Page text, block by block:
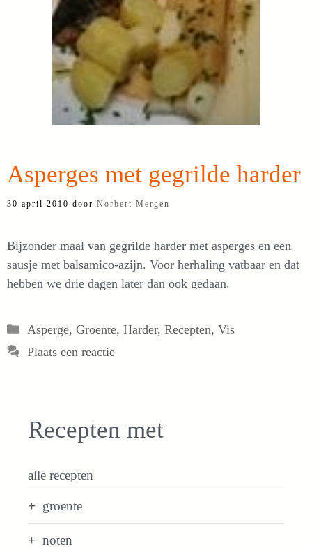
Asperges met gegrilde harder
30 april 2010 door Norbert Mergen
Bijzonder maal van gegrilde harder met asperges en een
sausje met balsamico-azijn. Voor herhaling vatbaar en dat
hebben we drie dagen later dan ook gedaan.
Categorieën
Asperge, Groente, Harder, Recepten, Vis
Plaats een reactie
Recepten met
alle recepten
groente
noten